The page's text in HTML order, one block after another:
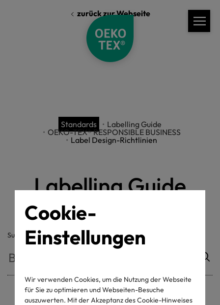
Cookie-
Einstellungen
Wir verwenden Cookies, um die Nutzung der Webseite
für Sie zu optimieren und Webseiten-Besuche
auszuwerten. Mit der Akzeptanz des Cookie-Hinweises
zurück zur Webseite
Standards
Labelling Guide
OEKO-TEX® RESPONSIBLE BUSINESS
Label Design-Richtlinien
Labelling Guide
Suche